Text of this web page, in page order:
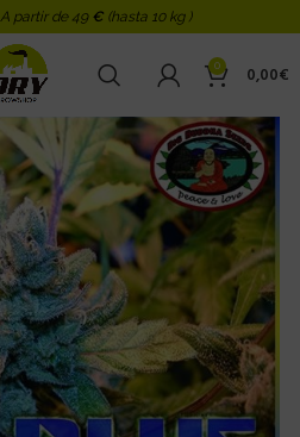
A partir de 49 € (hasta 10 kg )
0 0,00€